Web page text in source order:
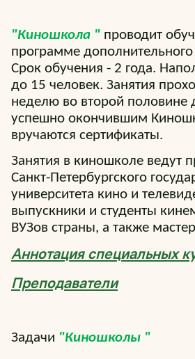
"Киношкола " проводит
программе
Срок обучения - 2 года.
до 15 человек. Занятия
неделю во второй половине
успешно окончившим
вручаются сертификаты.
Занятия в киношколе ведут
Санкт-Петербургского
университета кино и
выпускники и студенты
ВУЗов страны, а также
Аннотация специальных
Преподаватели
Задачи "Киношколы "